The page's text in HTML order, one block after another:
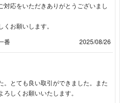
対応をいただきありがとうございまし
お願いします。
番
2025/08/26
。とても良い取引ができました。また
しくお願いいたします。